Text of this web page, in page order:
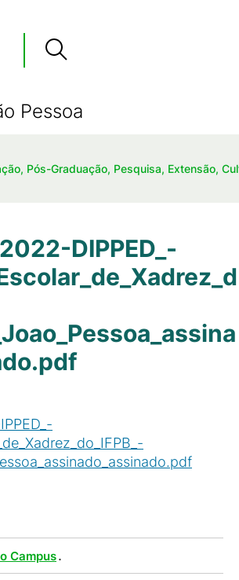
Pessoa
Pós-Graduação, Pesquisa, Extensão,
DIPPED_-
Campus.